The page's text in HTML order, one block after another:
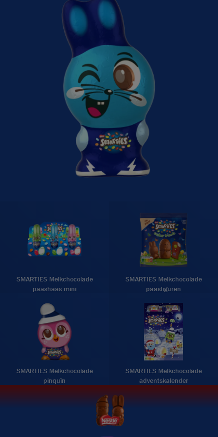
Geniet gerust, maar wel bewust
RECEPTEN
VRAGEN & CONTACT
SMARTIES Melkchocolade
paashaas mini
SMARTIES Melkchocolade
paasfiguren
SMARTIES Melkchocolade
pinquïn
SMARTIES Melkchocolade
adventskalender